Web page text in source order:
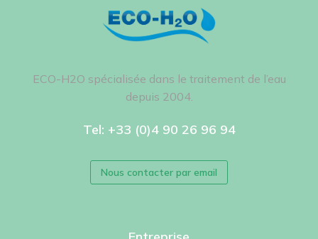
ECO-H2O spécialisée dans le traitement de l’eau
depuis 2004.
Tel: +33 (0)4 90 26 96 94
Nous contacter par email